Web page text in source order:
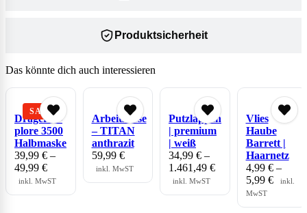
Produktsicherheit
Das könnte dich auch interessieren
Dräger X-
plore 3500
Halbmaske
39,99 € –
49,99 €
inkl. MwST
Arbeitshose
– TITAN
anthrazit
59,99 €
inkl. MwST
Putzlappen
| premium
| weiß
34,99 € –
1.461,49 €
inkl. MwST
Vlies
Haube
Barrett |
Haarnetz
4,99 €–
5,99 €
inkl.
MwST